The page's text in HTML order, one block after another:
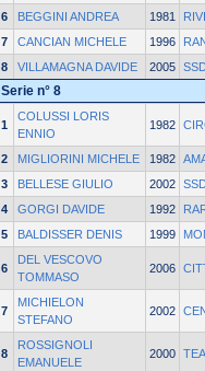
6 BEGGINI ANDREA 1981
7
CANCIAN MICHELE 1996
8
VILLAMAGNA DAVIDE 2005
Serie n° 8
1
COLUSSI LORIS
ENNIO
1982
2 MIGLIORINI MICHELE 1982
3
BELLESE GIULIO 2002
4
GORGI DAVIDE 1992
5
BALDISSER DENIS 1999
6
DEL VESCOVO
TOMMASO
2006
7
MICHIELON
STEFANO
2002
8
ROSSIGNOLI
EMANUELE
2000